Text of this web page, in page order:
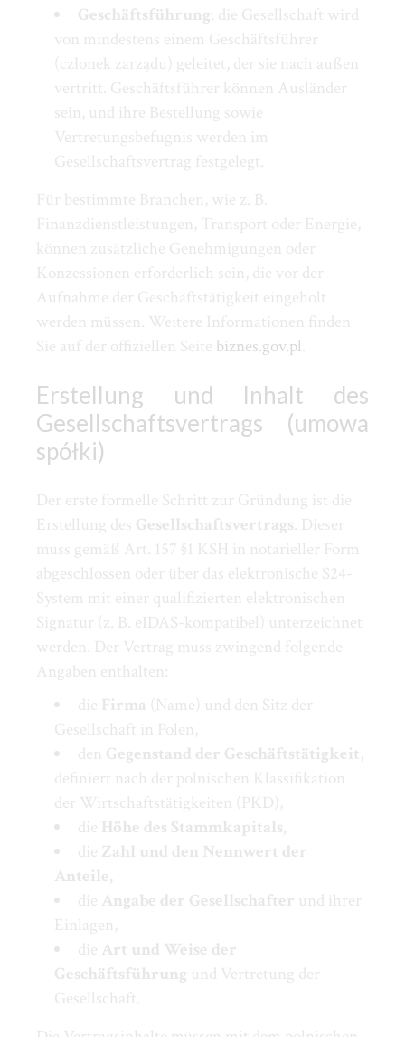
Geschäftsführung: die Gesellschaft wird
von mindestens einem Geschäftsführer
(członek zarządu) geleitet, der sie nach außen
vertritt. Geschäftsführer können Ausländer
sein, und ihre Bestellung sowie
Vertretungsbefugnis werden im
Gesellschaftsvertrag festgelegt.
Für bestimmte Branchen, wie z. B.
Finanzdienstleistungen, Transport oder Energie,
können zusätzliche Genehmigungen oder
Konzessionen erforderlich sein, die vor der
Aufnahme der Geschäftstätigkeit eingeholt
werden müssen. Weitere Informationen finden
Sie auf der offiziellen Seite biznes.gov.pl.
Erstellung und Inhalt des
Gesellschaftsvertrags (umowa
spółki)
Der erste formelle Schritt zur Gründung ist die
Erstellung des Gesellschaftsvertrags. Dieser
muss gemäß Art. 157 §1 KSH in notarieller Form
abgeschlossen oder über das elektronische S24-
System mit einer qualifizierten elektronischen
Signatur (z. B. eIDAS-kompatibel) unterzeichnet
werden. Der Vertrag muss zwingend folgende
Angaben enthalten:
die Firma (Name) und den Sitz der
Gesellschaft in Polen,
den Gegenstand der Geschäftstätigkeit,
definiert nach der polnischen Klassifikation
der Wirtschaftstätigkeiten (PKD),
die Höhe des Stammkapitals,
die Zahl und den Nennwert der
Anteile,
die Angabe der Gesellschafter und ihrer
Einlagen,
die Art und Weise der
Geschäftsführung und Vertretung der
Gesellschaft.